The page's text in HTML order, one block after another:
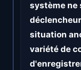
système ne
situation
variété de